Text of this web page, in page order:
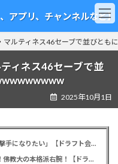
アプリ、チャンネルなど】
マルティネス46セーブで並びと
ィネス46セーブで並
2025年10月1日
カープドラ6西川篤夢！「日本を代表する遊撃手になりたい」【ドラフト会議2025】
カープドラ5赤木晴哉！191cm最速153キロ！佛教大の本格派右腕！【ドラフト会議2025】